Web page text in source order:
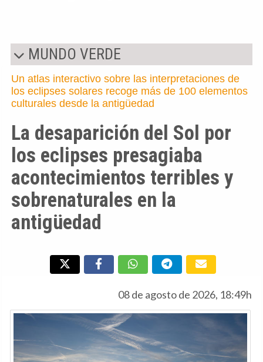
MUNDO VERDE
Un atlas interactivo sobre las interpretaciones de
los eclipses solares recoge más de 100 elementos
culturales desde la antigüedad
La desaparición del Sol por
los eclipses presagiaba
acontecimientos terribles y
sobrenaturales en la
antigüedad
08 de agosto de 2026, 18:49h